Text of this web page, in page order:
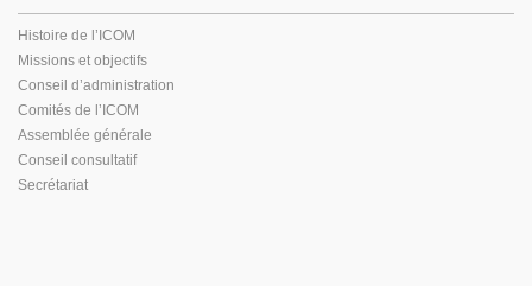
Histoire de l’ICOM
Missions et objectifs
Conseil d’administration
Comités de l’ICOM
Assemblée générale
Conseil consultatif
Secrétariat